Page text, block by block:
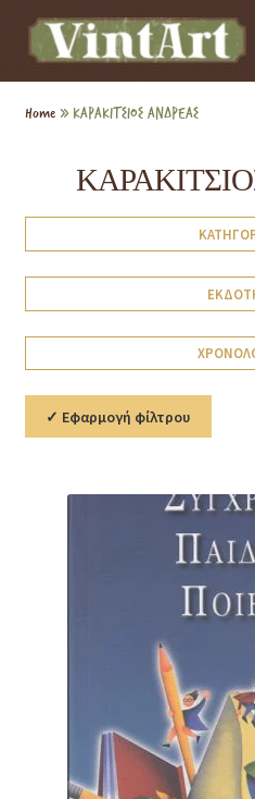
Home» ΚΑΡΑΚΙΤΣΙΟΣ ΑΝΔΡΕΑΣ
✓ Εφαρμογή φίλτρου